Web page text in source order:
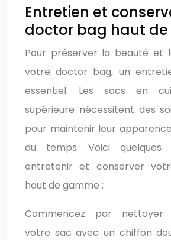
Entretien et
doctor bag haut
Pour préserver la beauté et
votre doctor bag, un
essentiel. Les sacs en
supérieure nécessitent des
pour maintenir leur
du temps. Voici quelques
entretenir et conserver
haut de gamme :
Commencez par nettoyer
votre sac avec un chiffon